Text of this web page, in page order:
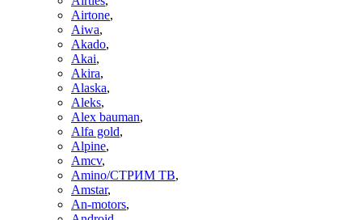
Airtone,
Aiwa,
Akado,
Akai,
Akira,
Alaska,
Aleks,
Alex bauman,
Alfa gold,
Alpine,
Amcv,
Amino/СТРИМ ТВ,
Amstar,
An-motors,